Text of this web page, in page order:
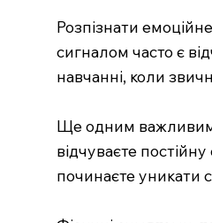
Розпізнати
сигналом часто є
навчанні, коли
Ще одним важливим
відчуваєте
починаєте уникати